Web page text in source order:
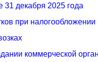
31 декабря 2025 года
при
коммерческой